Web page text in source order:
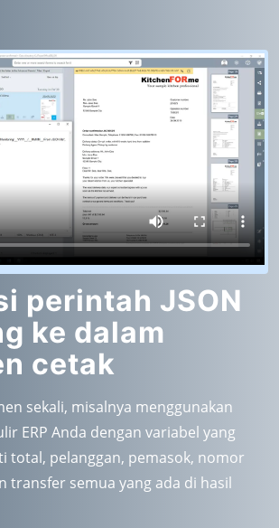
perintah JSON
ke dalam
cetak
sekali, misalnya menggunakan
ERP Anda dengan variabel yang
total, pelanggan, pemasok, nomor
transfer semua yang ada di hasil